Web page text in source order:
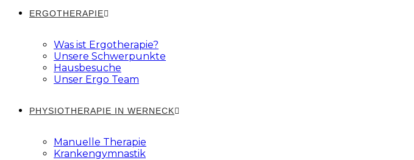
ERGOTHERAPIE
Was ist Ergotherapie?
Unsere Schwerpunkte
Hausbesuche
Unser Ergo Team
PHYSIOTHERAPIE IN WERNECK
Manuelle Therapie
Krankengymnastik